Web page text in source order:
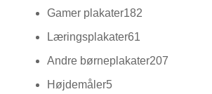
varer
Gamer plakater182
Læringsplakater61
varer
Andre børneplakater207
Højdemåler55